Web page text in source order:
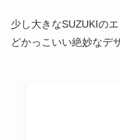
少し大きなSUZUKIの
どかっこいい絶妙なデ